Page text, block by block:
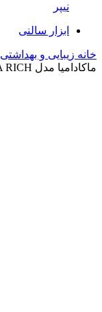
نیپر
ابزار سالنی
خانه زیبایی و بهداشتی
ماکادامیا مدل ULTRA RICH حجم 200 میلی لیتر